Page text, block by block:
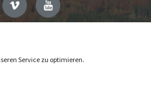
Service zu optimieren.
Vimeo YouTube